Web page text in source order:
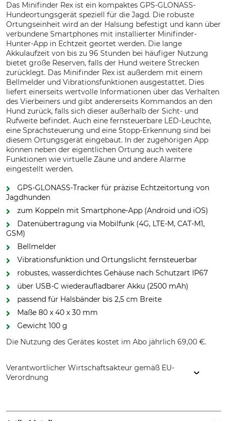
Das Minifinder Rex ist ein kompaktes GPS-GLONASS-
Hundeortungsgerät speziell für die Jagd. Die robuste
Ortungseinheit wird an der Halsung befestigt und kann über
verbundene Smartphones mit installierter Minifinder-
Hunter-App in Echtzeit geortet werden. Die lange
Akkulaufzeit von bis zu 96 Stunden bei häufiger Nutzung
bietet große Reserven, falls der Hund weitere Strecken
zurücklegt. Das Minifinder Rex ist außerdem mit einem
Bellmelder und Vibrationsfunktionen ausgestattet. Dies
liefert einerseits wertvolle Informationen über das Verhalten
des Vierbeiners und gibt andererseits Kommandos an den
Hund zurück, falls sich dieser außerhalb der Sicht- und
Rufweite befindet. Auch eine fernsteuerbare LED-Leuchte,
eine Sprachsteuerung und eine Stopp-Erkennung sind bei
diesem Ortungsgerät eingebaut. In der zugehörigen App
können neben der eigentlichen Ortung auch weitere
Funktionen wie virtuelle Zäune und andere Alarme
eingestellt werden.
GPS-GLONASS-Tracker für präzise Echtzeitortung von
Jagdhunden
zum Koppeln mit Smartphone-App (Android und iOS)
Datenübertragung via Mobilfunk (4G, LTE-M, CAT-M1,
GSM)
Bellmelder
Vibrationsfunktion und Ortungslicht fernsteuerbar
robustes, wasserdichtes Gehäuse nach Schutzart IP67
über USB-C wiederaufladbarer Akku (2500 mAh)
passend für Halsbänder bis 2,5 cm Breite
Maße 80 x 40 x 30 mm
Gewicht 100 g
Die Nutzung des Gerätes kostet im Abo jährlich 69,00 €.
Verantwortlicher Wirtschaftsakteur gemäß EU-
Verordnung
www.minifinder.com